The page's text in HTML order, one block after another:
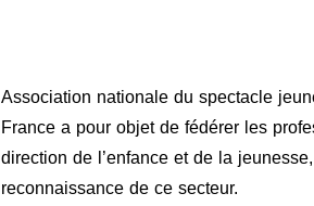
Association nationale du spectacle
France a pour objet de fédérer les
direction de l’enfance et de la
reconnaissance de ce secteur.